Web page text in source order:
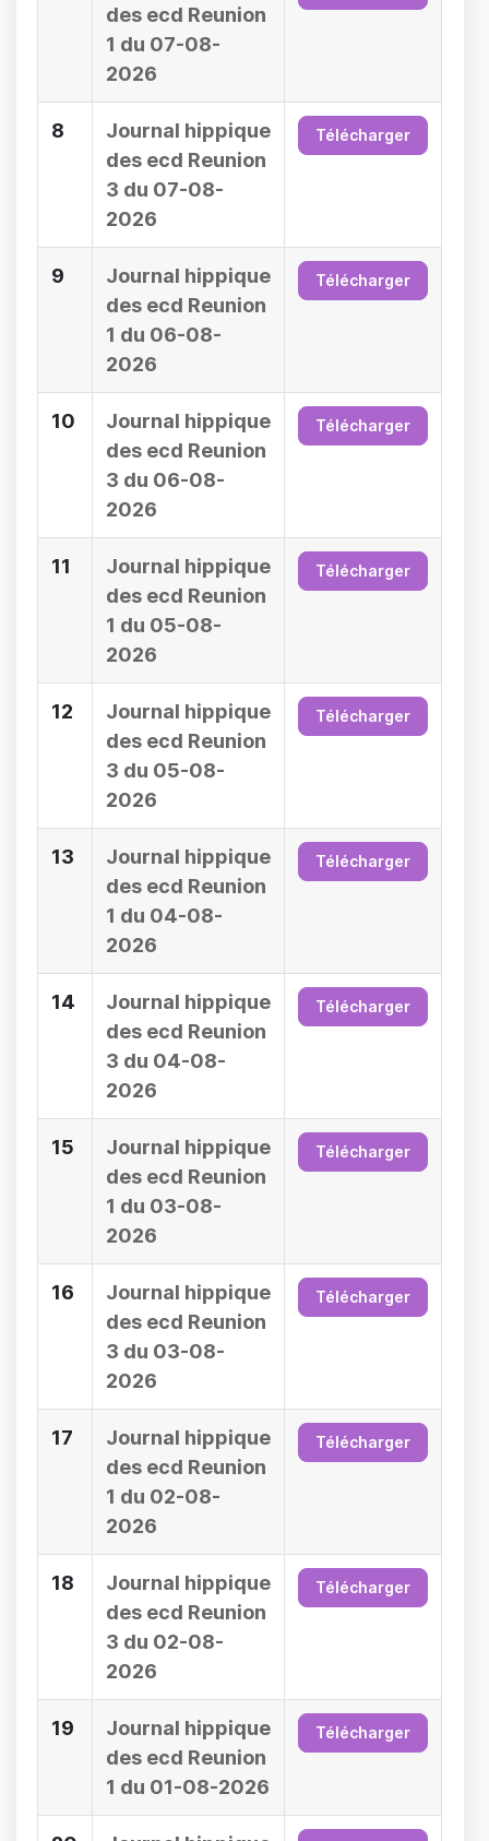
des ecd Reunion
1 du 07-08-
2026
8
Journal hippique
des ecd Reunion
3 du 07-08-
2026
Télécharger
9
Journal hippique
des ecd Reunion
1 du 06-08-
2026
Télécharger
10
Journal hippique
des ecd Reunion
3 du 06-08-
2026
Télécharger
11
Journal hippique
des ecd Reunion
1 du 05-08-
2026
Télécharger
12
Journal hippique
des ecd Reunion
3 du 05-08-
2026
Télécharger
13
Journal hippique
des ecd Reunion
1 du 04-08-
2026
Télécharger
14
Journal hippique
des ecd Reunion
3 du 04-08-
2026
Télécharger
15
Journal hippique
des ecd Reunion
1 du 03-08-
2026
Télécharger
16
Journal hippique
des ecd Reunion
3 du 03-08-
2026
Télécharger
17
Journal hippique
des ecd Reunion
1 du 02-08-
2026
Télécharger
18
Journal hippique
des ecd Reunion
3 du 02-08-
2026
Télécharger
19
Journal hippique
des ecd Reunion
1 du 01-08-2026
Télécharger